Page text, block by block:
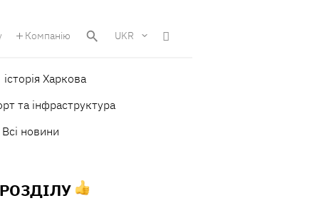
Компанію UKR
історія Харкова
та інфраструктура
Всі новини